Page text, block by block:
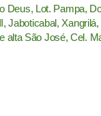
Deus, Lot. Pampa,
Jaboticabal,
alta São José, Cel.